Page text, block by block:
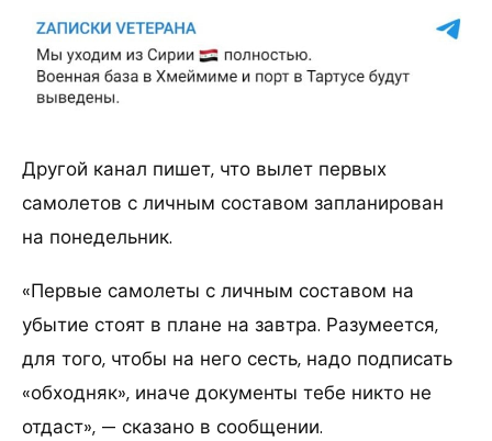
Другой канал пишет, что вылет первых
самолетов с личным составом запланирован
на понедельник.
«Первые самолеты с личным составом на
убытие стоят в плане на завтра. Разумеется,
для того, чтобы на него сесть, надо подписать
«обходняк», иначе документы тебе никто не
отдаст», — сказано в сообщении.